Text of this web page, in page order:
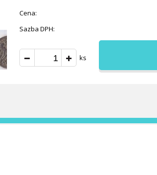
Cena:
Sazba DPH:
ks